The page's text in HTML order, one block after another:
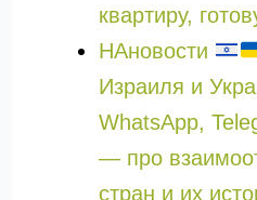
квартиру,
НАновости
Израиля и
WhatsApp,
— про
стран и их